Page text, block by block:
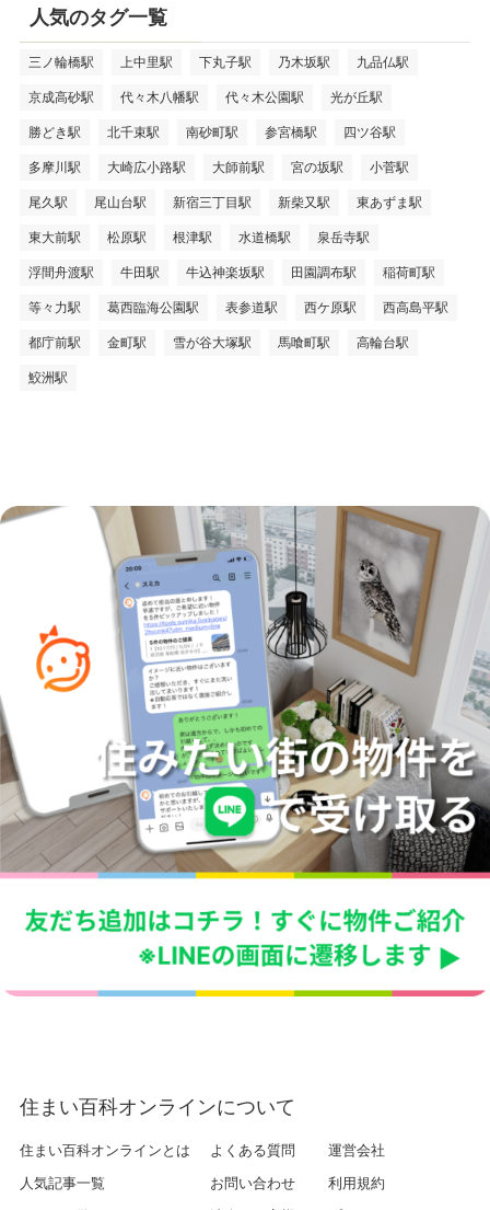
人気のタグ一覧
三ノ輪橋駅 上中里駅 下丸子駅 乃木坂駅 九品仏駅
京成高砂駅 代々木八幡駅 代々木公園駅 光が丘駅
勝どき駅 北千束駅 南砂町駅 参宮橋駅 四ツ谷駅
多摩川駅 大崎広小路駅 大師前駅 宮の坂駅 小菅駅
尾久駅 尾山台駅 新宿三丁目駅 新柴又駅 東あずま駅
東大前駅 松原駅 根津駅 水道橋駅 泉岳寺駅
浮間舟渡駅 牛田駅 牛込神楽坂駅 田園調布駅 稲荷町駅
等々力駅 葛西臨海公園駅 表参道駅 西ケ原駅 西高島平駅
都庁前駅 金町駅 雪が谷大塚駅 馬喰町駅 高輪台駅
鮫洲駅
住まい百科オンラインについて
住まい百科オンラインとは
人気記事一覧
よくある質問
お問い合わせ
運営会社
利用規約